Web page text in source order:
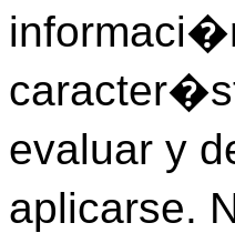
evaluar y
aplicarse.